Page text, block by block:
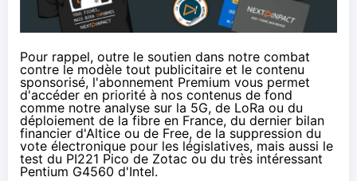
Pour rappel, outre le soutien dans notre combat
contre le modèle tout publicitaire et le contenu
sponsorisé, l'abonnement Premium vous permet
d'accéder en priorité à nos contenus de fond
comme notre analyse sur la 5G, de LoRa ou du
déploiement de la fibre en France, du dernier bilan
financier d'Altice ou de Free, de la suppression du
vote électronique pour les législatives, mais aussi le
test du PI221 Pico de Zotac ou du très intéressant
Pentium G4560 d'Intel.